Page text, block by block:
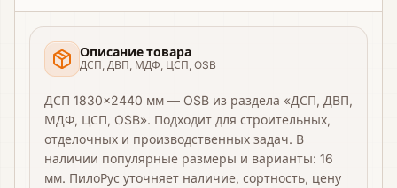
Описание товара
ДСП, ДВП, МДФ, ЦСП, OSB
ДСП 1830×2440 мм — OSB из раздела «ДСП, ДВП,
МДФ, ЦСП, OSB». Подходит для строительных,
отделочных и производственных задач. В
наличии популярные размеры и варианты: 16
мм. ПилоРус уточняет наличие, сортность, цену